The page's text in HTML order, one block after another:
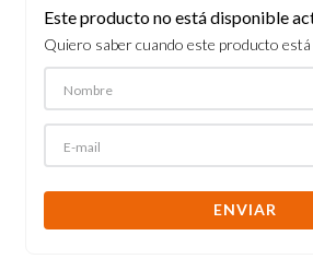
Este producto no está disponible
Quiero saber cuando este producto está
ENVIAR